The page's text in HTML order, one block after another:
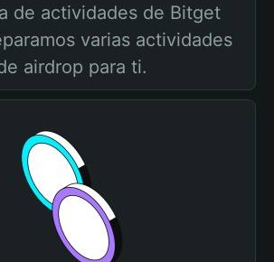
de actividades de Bitget
varias actividades
airdrop para ti.